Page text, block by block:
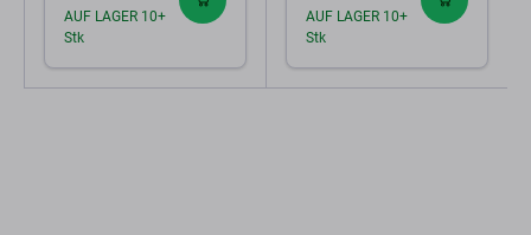
AUF LAGER 10+
Stk
AUF LAGER 10+
Stk